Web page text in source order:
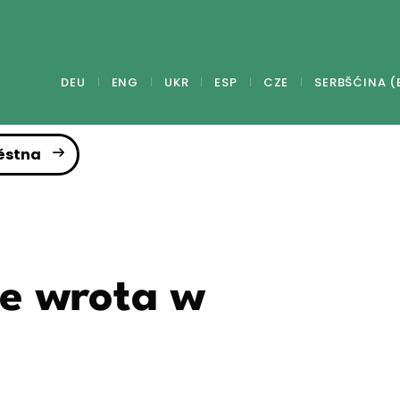
DEU ENG UKR ESP CZE SERBŠĆINA
wrota w